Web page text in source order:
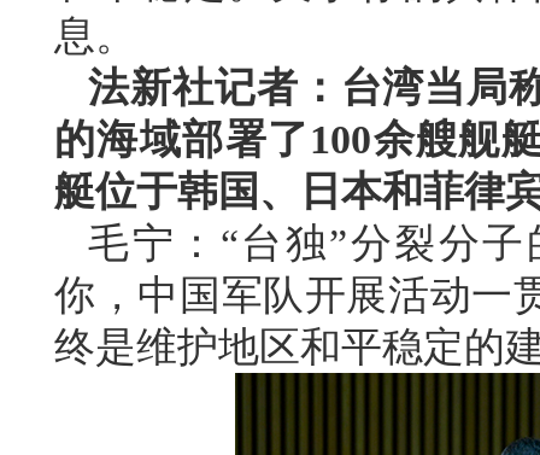
息。
法新社记者：台湾当局
的海域部署了100余艘舰
艇位于韩国、日本和菲律
毛宁：“台独”分裂分
你，中国军队开展活动一
终是维护地区和平稳定的